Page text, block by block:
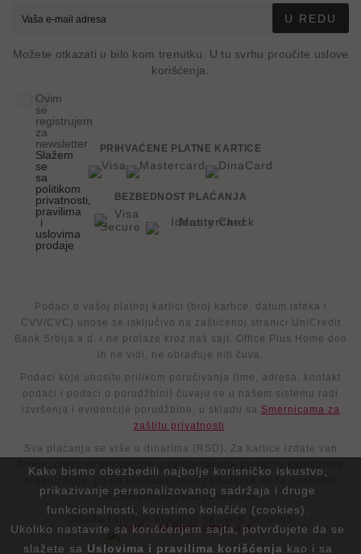
Kako bismo obezbedili najbolje korisničko iskustvo,
prikazivanje personalizovanog sadržaja i druge
funkcionalnosti, koristimo kolačiće (cookies).
Ukoliko nastavite sa korišćenjem sajta, potvrđujete da se
slažete sa Uslovima i pravilima korišćenja kao i sa
U REDU
Možete otkazati u bilo kom trenutku. U tu svrhu proučite uslove
korišćenja.
Ovim
se
registrujem
za
newsletter
Slažem
se
sa
politikom
privatnosti,
pravilima
i
uslovima
prodaje
PRIHVAĆENE PLATNE KARTICE
BEZBEDNOST PLAĆANJA
Podaci o vašoj platnoj kartici (broj kartice, datum isteka i
CVV/CVC) unose se isključivo na zaštićenoj stranici UniCredit
Bank Srbija a.d. i ne prolaze kroz naš sajt. Office Plus Home doo
ih ne vidi, ne obrađuje niti čuva.
Podaci koje unosite prilikom poručivanja (ime, adresa, kontakt
podaci i podaci o porudžbini) čuvaju se u našem sistemu radi
izvršenja i evidencije porudžbine, u skladu sa Smernicama za
zaštitu privatnosti
Sva plaćanja se vrše u dinarima (RSD). Za kartice izdate van
organizacije, pa se konačan iznos zaduženja može neznatno
razlikovati od prikazane cene.
Obradu kartičnih plaćanja na ovom sajtu vrši